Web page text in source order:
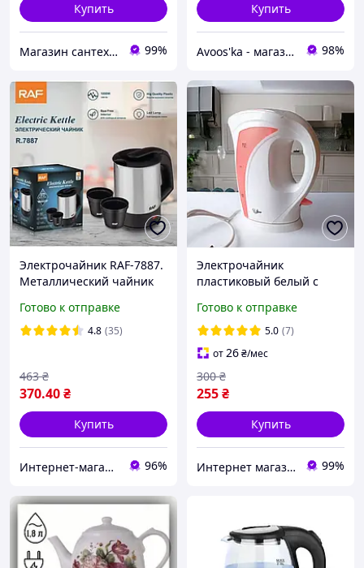
Купить
Магазин сантехники Eurotherm 99%
Купить
Avoos'ka - магазин для Вашого дому та комфорту,) 98%
Электрочайник RAF-7887.
Металлический чайник
нержавеющей стали + 2
чашки
Готово к отправке
4.8 (35)
370.40₴
463 ₴
Купить
Интернет-магазин Fantasticshop 96%
Электрочайник
пластиковый белый с
Chef MC-013_Pink
Готово к отправке
5.0 (7)
от26₴/мес
255₴
300 ₴
Купить
Интернет магазин зонтов и перчаток 99%